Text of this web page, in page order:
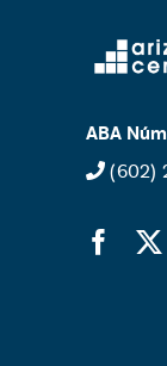
ABA
(602)